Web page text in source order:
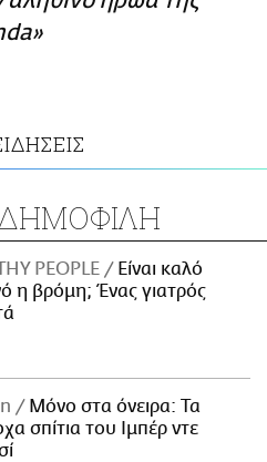
PEOPLE
Είναι καλό
η βρόμη; Ένας γιατρός
Μόνο στα όνειρα: Τα
σπίτια του Ιμπέρ ντε